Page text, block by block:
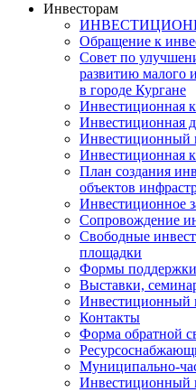
Инвесторам
Обращение к
Совет по
развитию малого
в городе Кургане
Инвестиционная
Инвестиционная
Инвестиционный
Инвестиционная
План создания
объектов
Инвестиционное
Сопровождение
Свободные
площадки
Формы поддержки
Выставки,
Инвестиционный
Контакты
Форма обратной
Муниципально-
Инвестиционный